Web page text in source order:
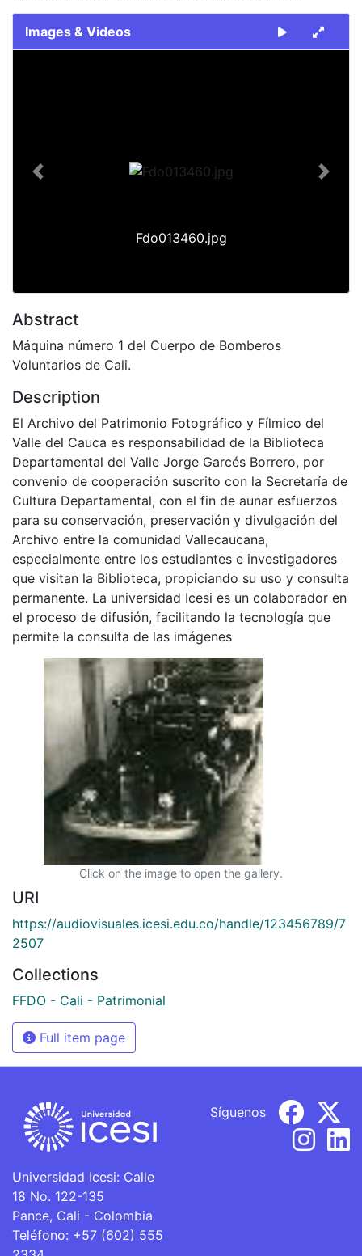
Images & Videos
Fdo013460.jpg
Previous Next
Abstract
Máquina número 1 del Cuerpo de Bomberos
Voluntarios de Cali.
Description
El Archivo del Patrimonio Fotográfico y Fílmico del
Valle del Cauca es responsabilidad de la Biblioteca
Departamental del Valle Jorge Garcés Borrero, por
convenio de cooperación suscrito con la Secretaría de
Cultura Departamental, con el fin de aunar esfuerzos
para su conservación, preservación y divulgación del
Archivo entre la comunidad Vallecaucana,
especialmente entre los estudiantes e investigadores
que visitan la Biblioteca, propiciando su uso y consulta
permanente. La universidad Icesi es un colaborador en
el proceso de difusión, facilitando la tecnología que
permite la consulta de las imágenes
Click on the image to open the gallery.
URI
https://audiovisuales.icesi.edu.co/handle/123456789/7
2507
Collections
FFDO - Cali - Patrimonial
Full item page
Universidad Icesi: Calle
18 No. 122-135
Pance, Cali - Colombia
Teléfono: +57 (602) 555
Síguenos